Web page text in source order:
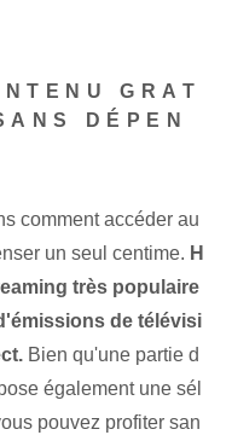
GRAT
DÉPEN
comment accéder au
un seul centime. H
très populaire
de télévisi
⁢Bien qu'une partie d
également ⁣une sél
pouvez profiter san